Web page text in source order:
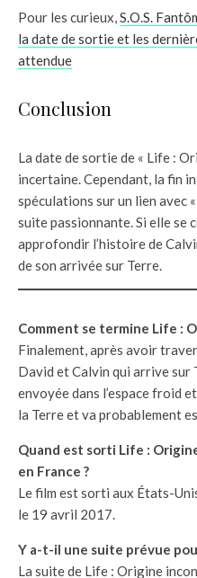
Pour les curieux,S.O.S.
la date de sortie et les
attendue
Conclusion
La date de sortie de « Life :
incertaine. Cependant, la fin
spéculations sur un lien avec
suite passionnante. Si elle
approfondir l’histoire de
de son arrivée sur Terre.
Comment se termine Life :
Finalement, après avoir
David et Calvin qui arrive sur
envoyée dans l’espace froid
la Terre et va probablement
Quand est sorti Life :
en France ?
Le film est sorti aux États-
le 19 avril 2017.
Y a-t-il une suite prévue
La suite de Life : Origine